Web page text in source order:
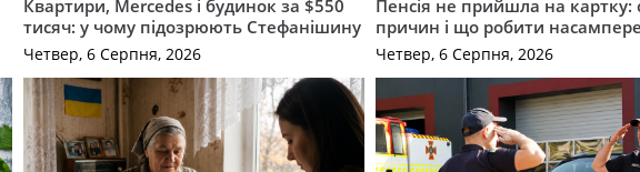
Квартири, Mercedes і будинок за $550
тисяч: у чому підозрюють Стефанішину
Четвер, 6 Серпня, 2026
Пенсія не прийшла на картку:
причин і що робити
Четвер, 6 Серпня, 2026